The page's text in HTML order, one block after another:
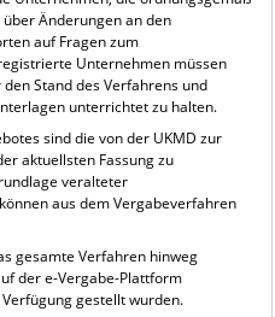
Änderungen an den
auf Fragen zum
Unternehmen müssen
Stand des Verfahrens und
unterrichtet zu halten.
sind die von der UKMD zur
aktuellsten Fassung zu
veralteter
aus dem Vergabeverfahren
gesamte Verfahren hinweg
der e-Vergabe-Plattform
gestellt wurden.